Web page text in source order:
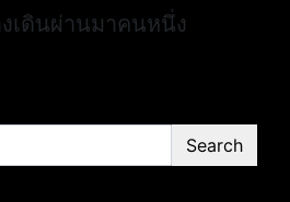
เดินผ่านมาคนหนึ่ง
Search